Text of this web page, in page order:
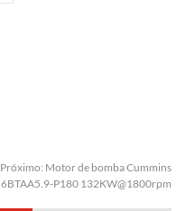
Próximo: Motor de bomba Cummins
6BTAA5.9-P180 132KW@1800rpm